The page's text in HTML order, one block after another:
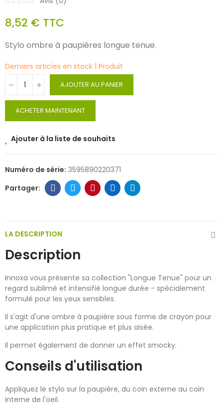
8,52 € TTC
Stylo ombre à paupières longue tenue.
Derniers articles en stock 1 Produit
AJOUTER AU PANIER
ACHETER MAINTENANT
Ajouter à la liste de souhaits
Numéro de série: 3595890220371
LA DESCRIPTION
Description
Innoxa vous présente sa collection "Longue Tenue" pour un
regard sublimé et intensifié longue durée - spécialement
formulé pour les yeux sensibles.
Il s'agit d'une ombre à paupière sous forme de crayon pour
une application plus pratique et plus aisée.
Il permet également de donner un effet smocky.
Conseils d'utilisation
Appliquez le stylo sur la paupière, du coin externe au coin
interne de l'oeil.